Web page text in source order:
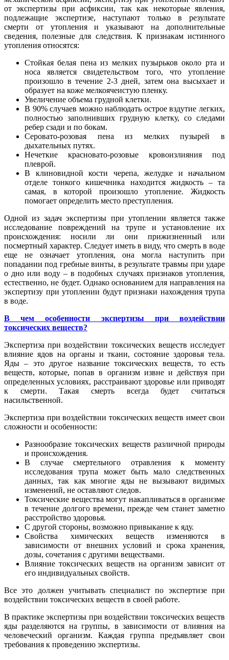
от экспертизы при асфиксии, так как некоторые явления,
подлежащие экспертизе, наступают только в результате
смерти от утопления и указывают на дополнительные
сведения, полезные для следствия. К признакам истинного
утопления относятся:
Стойкая белая пена из мелких пузырьков около рта и
носа является свидетельством того, что утопление
произошло в течение 2-3 дней, затем она высыхает и
образует на коже мелкоячеистую пленку.
Увеличение объема грудной клетки.
В 90% случаев можно наблюдать острое вздутие легких,
полностью заполнивших грудную клетку, со следами
ребер сзади и по бокам.
Серовато-розовая пена из мелких пузырей в
дыхательных путях.
Нечеткие красновато-розовые кровоизлияния под
плеврой.
В клиновидной кости черепа, желудке и начальном
отделе тонкого кишечника находится жидкость – та
самая, в которой произошло утопление. Жидкость
помогает определить место преступления.
Одной из задач экспертизы при утоплении является также
исследование повреждений на трупе и установление их
происхождения: носили ли они прижизненный или
посмертный характер. Следует иметь в виду, что смерть в воде
еще не означает утопления, она могла наступить при
попадании под гребные винты, в результате травмы при ударе
о дно или воду – в подобных случаях признаков утопления,
естественно, не будет. Однако основанием для направления на
экспертизу при утоплении будут признаки нахождения трупа
в воде.
В чем особенности экспертизы при воздействии
токсических веществ?
Экспертиза при воздействии токсических веществ исследует
влияние ядов на органы и ткани, состояние здоровья тела.
Яды – это другое название токсических веществ, то есть
веществ, которые, попав в организм извне и действуя при
определенных условиях, расстраивают здоровье или приводят
к смерти. Такая смерть всегда будет считаться
насильственной.
Экспертиза при воздействии токсических веществ имеет свои
сложности и особенности:
Разнообразие токсических веществ различной природы
и происхождения.
В случае смертельного отравления к моменту
исследования трупа может быть мало следственных
данных, так как многие яды не вызывают видимых
изменений, не оставляют следов.
Токсические вещества могут накапливаться в организме
в течение долгого времени, прежде чем станет заметно
расстройство здоровья.
С другой стороны, возможно привыкание к яду.
Свойства химических веществ изменяются в
зависимости от внешних условий и срока хранения,
дозы, сочетания с другими веществами.
Влияние токсических веществ на организм зависит от
его индивидуальных свойств.
Все это должен учитывать специалист по экспертизе при
воздействии токсических веществ в своей работе.
В практике экспертизы при воздействии токсических веществ
яды разделяются на группы, в зависимости от влияния на
человеческий организм. Каждая группа предъявляет свои
требования к проведению экспертизы.